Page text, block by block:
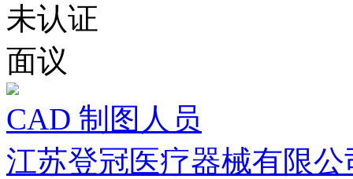
未认证
面议
CAD 制图人员
江苏登冠医疗器械有限公